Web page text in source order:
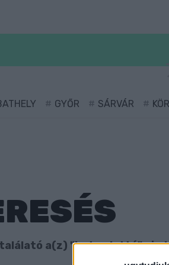
GYŐR SÁRVÁR
találató a(z) "hatos lottó"